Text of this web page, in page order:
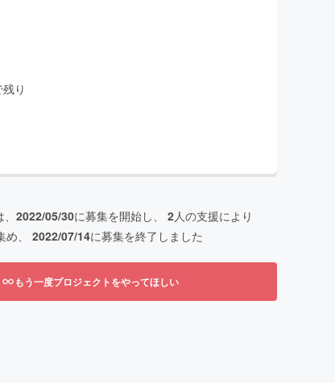
り
2022/05/30に募集を開始し、 2人の支援により
め、 2022/07/14に募集を終了しました
もう一度プロジェクトをやってほしい